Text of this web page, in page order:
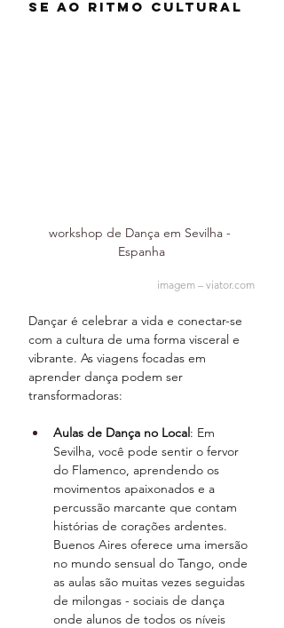
se ao Ritmo Cultural
workshop de Dança em Sevilha -
Espanha
imagem – viator.com
Dançar é celebrar a vida e conectar-se
com a cultura de uma forma visceral e
vibrante. As viagens focadas em
aprender dança podem ser
transformadoras:
Aulas de Dança no Local: Em
Sevilha, você pode sentir o fervor
do Flamenco, aprendendo os
movimentos apaixonados e a
percussão marcante que contam
histórias de corações ardentes.
Buenos Aires oferece uma imersão
no mundo sensual do Tango, onde
as aulas são muitas vezes seguidas
de milongas - sociais de dança
onde alunos de todos os níveis